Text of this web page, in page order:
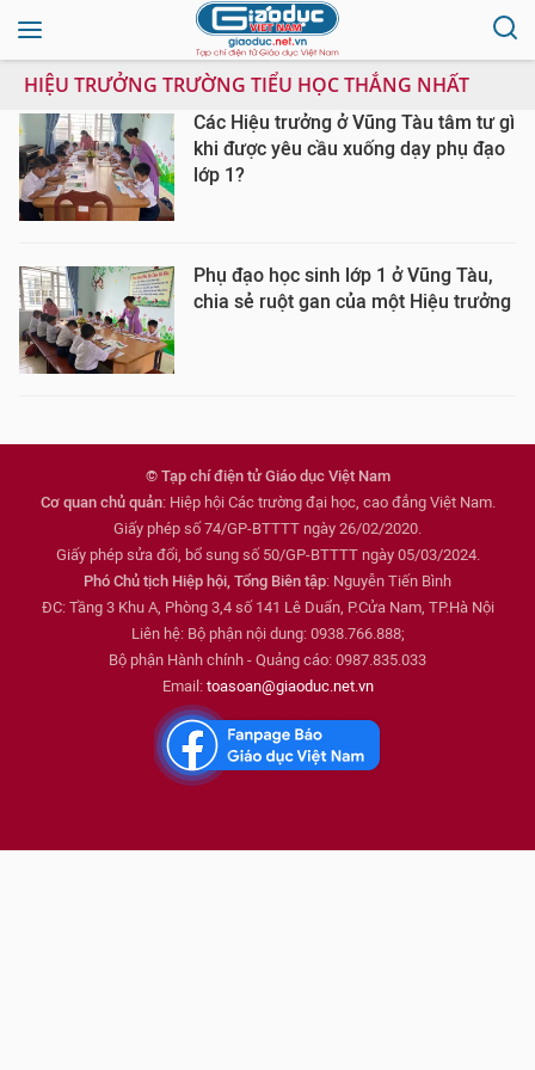
HIỆU TRƯỞNG TRƯỜNG TIỂU HỌC THẮNG NHẤT
Các Hiệu trưởng ở Vũng Tàu tâm tư gì
khi được yêu cầu xuống dạy phụ đạo
lớp 1?
Phụ đạo học sinh lớp 1 ở Vũng Tàu,
chia sẻ ruột gan của một Hiệu trưởng
© Tạp chí điện tử Giáo dục Việt Nam
Cơ quan chủ quản: Hiệp hội Các trường đại học, cao đẳng Việt Nam.
Giấy phép số 74/GP-BTTTT ngày 26/02/2020.
Giấy phép sửa đổi, bổ sung số 50/GP-BTTTT ngày 05/03/2024.
Phó Chủ tịch Hiệp hội, Tổng Biên tập: Nguyễn Tiến Bình
ĐC: Tầng 3 Khu A, Phòng 3,4 số 141 Lê Duẩn, P.Cửa Nam, TP.Hà Nội
Liên hệ: Bộ phận nội dung: 0938.766.888;
Bộ phận Hành chính - Quảng cáo: 0987.835.033
Email: toasoan@giaoduc.net.vn